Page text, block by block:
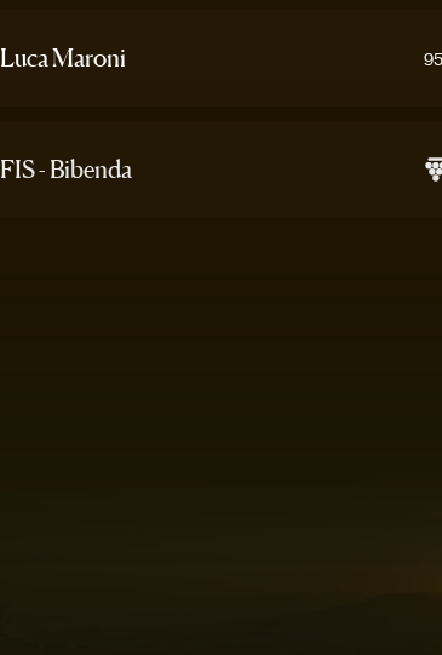
Luca Maroni 95
FIS - Bibenda